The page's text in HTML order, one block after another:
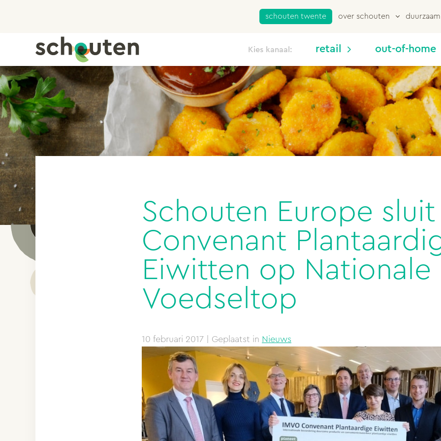
schouten twente over schouten
Kies kanaal: retail out-of-home
Schouten Europe sluit
Convenant
Eiwitten op Nationale
Voedseltop
10 februari 2017 | Geplaatst in Nieuws